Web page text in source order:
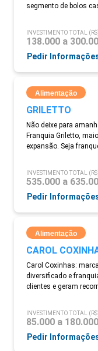
segmento de bolos
INVESTIMENTO TOTAL
138.000 a
Pedir
Alimentação
GRILETTO
Não deixe para
Franquia Griletto,
expansão. Seja
INVESTIMENTO TOTAL
535.000 a
Pedir
Alimentação
CAROL
Carol Coxinhas:
diversificado e
clientes e geram
INVESTIMENTO TOTAL
85.000 a 180.000
Pedir